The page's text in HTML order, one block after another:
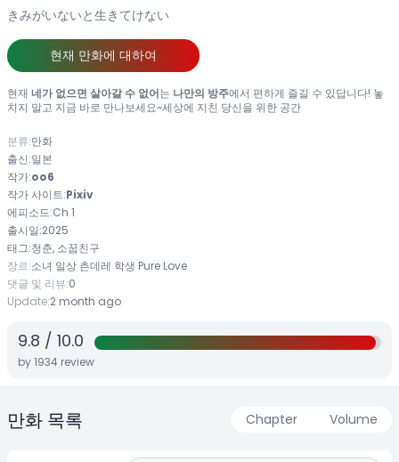
きみがいないと生きてけない
현재 만화에 대하여
현재 네가 없으면 살아갈 수 없어는 나만의 방주에서 편하게 즐길 수 있답니다! 놓
치지 말고 지금 바로 만나보세요~세상에 지친 당신을 위한 공간
분류:만화
출신:일본
작가:oo6
작가 사이트:Pixiv
에피소드:Ch 1
출시일:2025
태그:청춘, 소꿉친구
장르:소녀 일상 츤데레 학생 Pure Love
댓글 및 리뷰:0
Update:2 month ago
9.8 / 10.0
by1934 review
만화 목록 Chapter Volume